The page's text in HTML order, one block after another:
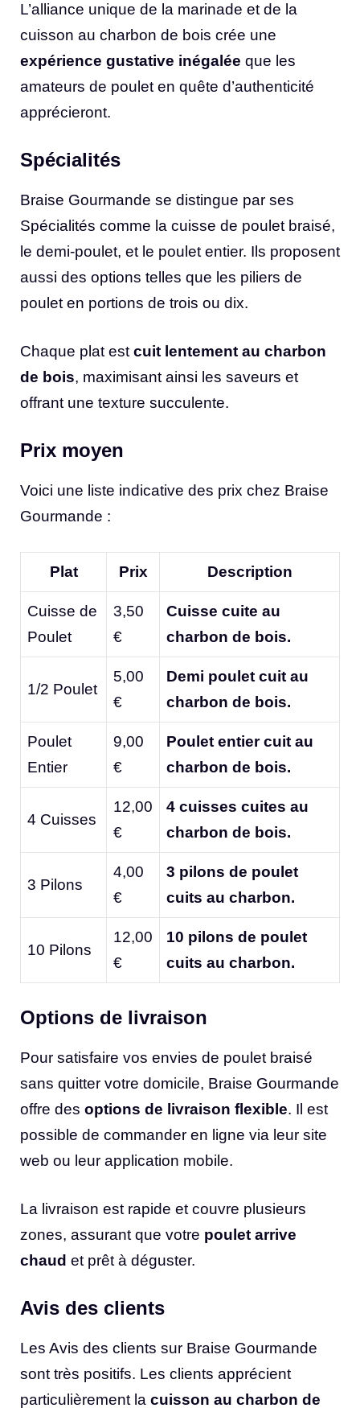
L’alliance unique de la marinade et de la
cuisson au charbon de bois crée une
expérience gustative inégalée que les
amateurs de poulet en quête d’authenticité
apprécieront.
Spécialités
Braise Gourmande se distingue par ses
Spécialités comme la cuisse de poulet braisé,
le demi-poulet, et le poulet entier. Ils proposent
aussi des options telles que les piliers de
poulet en portions de trois ou dix.
Chaque plat estcuit lentement au charbon
de bois, maximisant ainsi les saveurs et
offrant une texture succulente.
Prix moyen
Voici une liste indicative des prix chez Braise
Gourmande :
Plat Prix Description
Cuisse de
Poulet
3,50
€
Cuisse cuite au
charbon de bois.
1/2 Poulet
5,00
€
Demi poulet cuit au
charbon de bois.
Poulet
Entier
9,00
€
Poulet entier cuit au
charbon de bois.
4 Cuisses
12,00
€
4 cuisses cuites au
charbon de bois.
3 Pilons
4,00
€
3 pilons de poulet
cuits au charbon.
10 Pilons
12,00
€
10 pilons de poulet
cuits au charbon.
Options de livraison
Pour satisfaire vos envies de poulet braisé
sans quitter votre domicile, Braise Gourmande
offre des options de livraison flexible. Il est
possible de commander en ligne via leur site
web ou leur application mobile.
La livraison est rapide et couvre plusieurs
zones, assurant que votre poulet arrive
chaud et prêt à déguster.
Avis des clients
Les Avis des clients sur Braise Gourmande
sont très positifs. Les clients apprécient
particulièrement la cuisson au charbon de